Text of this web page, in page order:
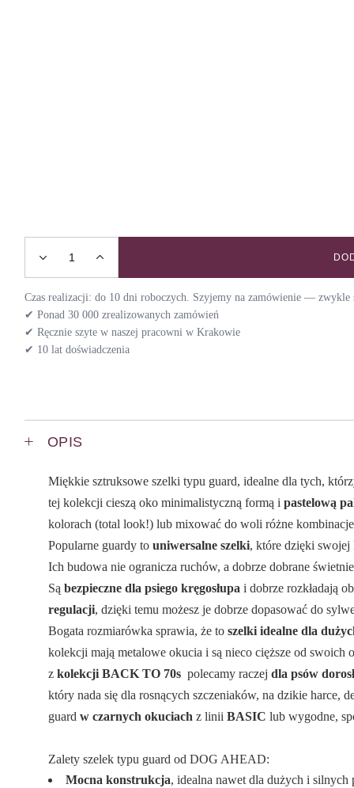
Szelki guard BACK TO 70s / SUNFLOWER quantity
Czas realizacji: do 10 dni roboczych. Szyjemy na zamówienie — zwykle
✔ Ponad 30 000 zrealizowanych zamówień
✔ Ręcznie szyte w naszej pracowni w Krakowie
✔ 10 lat doświadczenia
OPIS
Miękkie sztruksowe szelki typu guard, idealne dla tych,
tej kolekcji cieszą oko minimalistyczną formą ipastelową
kolorach (total look!) lub mixować do woli różne
Popularne guardy touniwersalne szelki, które dzięki
Ich budowa nie ogranicza ruchów, a dobrze dobrane
Sąbezpieczne dla psiego kręgosłupa i dobrze rozkładają
regulacji, dzięki temu możesz je dobrze dopasować do
Bogata rozmiarówka sprawia, że toszelki idealne dla
kolekcji mają metalowe okucia i są nieco cięższe od
zkolekcji BACK TO 70s polecamy raczejdla psów
który nada się dla rosnących szczeniaków, na dzikie harce,
guardw czarnych okuciachz linii BASIC lub wygodne,
Zalety szelek typu guard od DOG AHEAD:
Mocna konstrukcja, idealna nawet dla dużych i